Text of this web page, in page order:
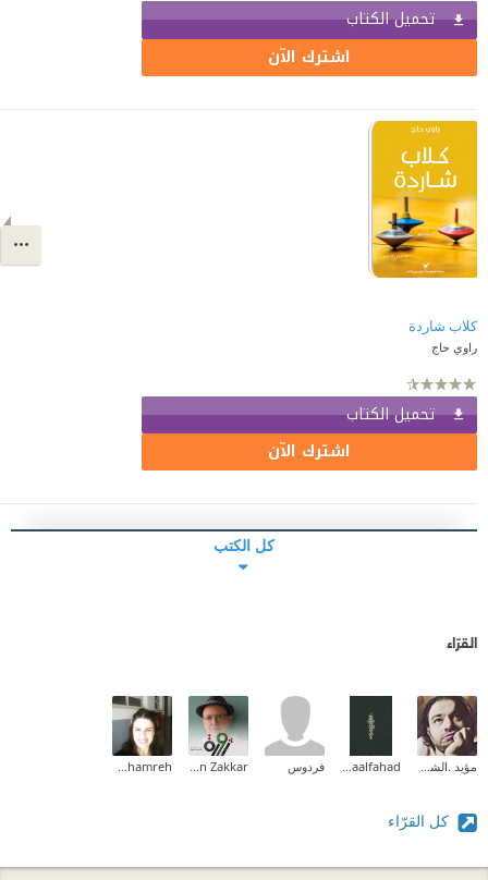
تحميل الكتاب
اشترك الآن
راوي حاج
تحميل الكتاب
اشترك الآن
كل الكتب
القرّاء
فردوس
كل القرّاء